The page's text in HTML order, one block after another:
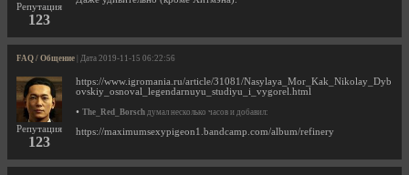
Репутация
123
FAQ / Общение | Дата 2019-11-15 06:22:56
Репутация
123
https://www.igromania.ru/article/31081/Nasylaya_Mor_Kak_Nikolay_Dyb
ovskiy_osnoval_legendarnuyu_studiyu_i_vygorel.html
• The_Red_Borsch думал несколько часов и добавил:
https://maximumsexypigeon1.bandcamp.com/album/refinery